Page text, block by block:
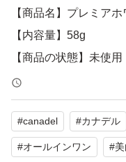
【商品名】プレミア
【内容量】58g
【商品の状態】未使用
【カラー】ホワイト系
よろしくお願いいた
#canadel #カナデル
#オールインワン #